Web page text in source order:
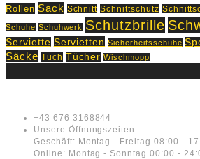
Rollen Sack Schnitt Schnittschutz
Schuhe Schuhwerk Schutzbrille
Serviette Servietten Sicherheitsschuhe
Säcke Tuch Tücher Wischmopp
+43 676 3168844
Unsere Öffnungszeiten
Geschäft: Montag - Freitag 08:00 -
Online: Montag - Sonntag 00:00 -